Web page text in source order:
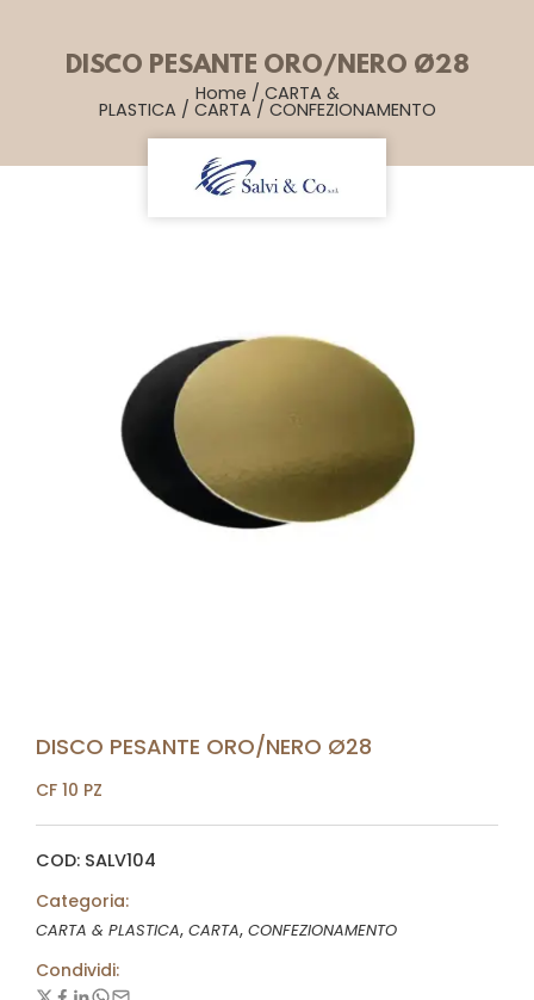
DISCO PESANTE ORO/NERO Ø28
Home /CARTA &
PLASTICA / CARTA / CONFEZIONAMENTO
DISCO PESANTE ORO/NERO Ø28
CF 10 PZ
COD: SALV104
Categoria:
CARTA & PLASTICA, CARTA, CONFEZIONAMENTO
Condividi: